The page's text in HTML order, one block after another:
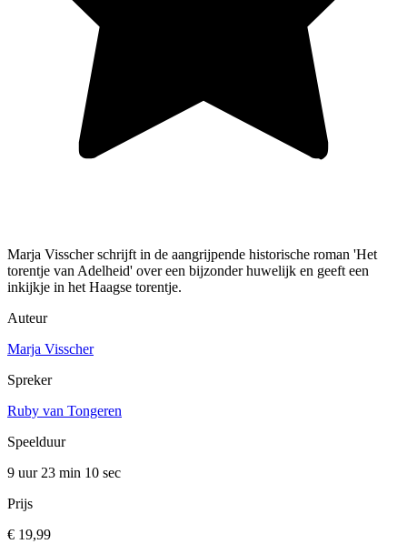
Marja Visscher schrijft in de aangrijpende historische roman 'Het
torentje van Adelheid' over een bijzonder huwelijk en geeft een
inkijkje in het Haagse torentje.
Auteur
Marja Visscher
Spreker
Ruby van Tongeren
Speelduur
9 uur 23 min 10 sec
Prijs
€ 19,99